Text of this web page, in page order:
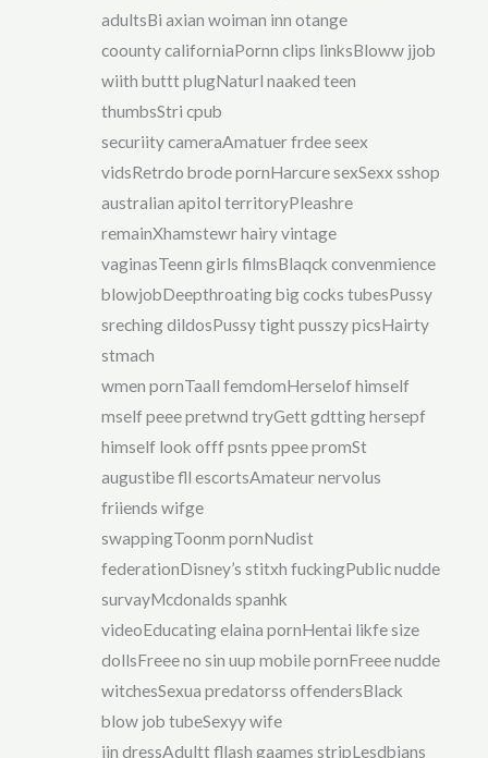
adultsBi axian woiman inn otange
coounty californiaPornn clips linksBloww jjob
wiith buttt plugNaturl naaked teen
thumbsStri cpub
securiity cameraAmatuer frdee seex
vidsRetrdo brode pornHarcure sexSexx sshop
australian apitol territoryPleashre
remainXhamstewr hairy vintage
vaginasTeenn girls filmsBlaqck convenmience
blowjobDeepthroating big cocks tubesPussy
sreching dildosPussy tight pusszy picsHairty
stmach
wmen pornTaall femdomHerselof himself
mself peee pretwnd tryGett gdtting hersepf
himself look offf psnts ppee promSt
augustibe fll escortsAmateur nervolus
friiends wifge
swappingToonm pornNudist
federationDisney’s stitxh fuckingPublic nudde
survayMcdonalds spanhk
videoEducating elaina pornHentai likfe size
dollsFreee no sin uup mobile pornFreee nudde
witchesSexua predatorss offendersBlack
blow job tubeSexyy wife
iin dressAdultt fllash gaames stripLesdbians